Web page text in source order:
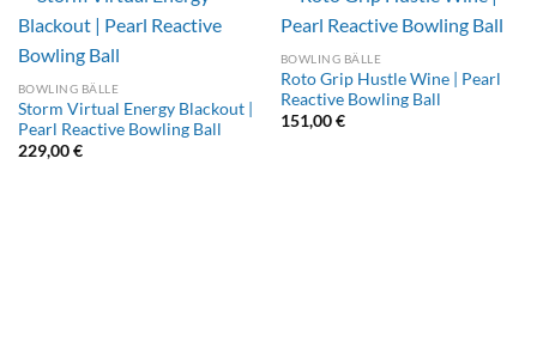
BOWLING BÄLLE
Storm Virtual Energy Blackout |
Pearl Reactive Bowling Ball
229,00€
BOWLING BÄLLE
Roto Grip Hustle Wine | Pearl
Reactive Bowling Ball
151,00€